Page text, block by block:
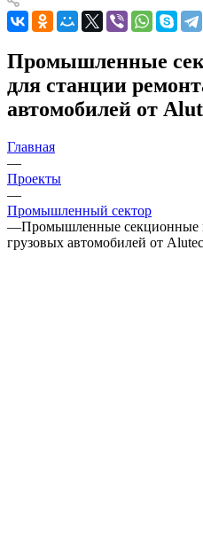
Промышленные
для станции
автомобилей от
Главная
—
Проекты
—
Промышленный сектор
—Промышленные секционные
грузовых автомобилей от